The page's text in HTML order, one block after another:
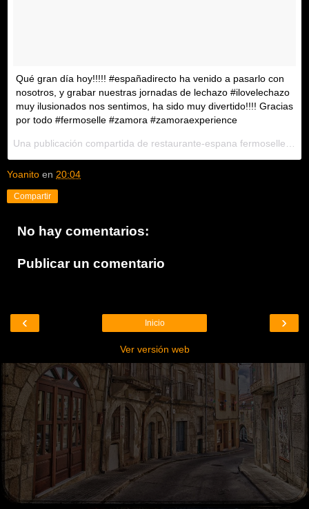
Qué gran día hoy!!!!! #españadirecto ha venido a pasarlo con
nosotros, y grabar nuestras jornadas de lechazo #ilovelechazo
muy ilusionados nos sentimos, ha sido muy divertido!!!! Gracias
por todo #fermoselle #zamora #zamoraexperience
Yoanito en 20:04
Compartir
No hay comentarios:
Publicar un comentario
‹ ›
Inicio
Ver versión web